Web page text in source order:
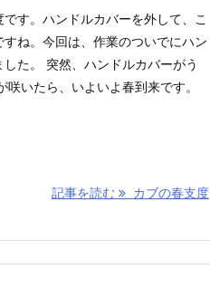
す。ハンドルカバーを外して、こ
ね。今回は、作業のついでにハン
た。 突然、ハンドルカバーがう
いたら、いよいよ春到来です。
記事を読む カブの春支度